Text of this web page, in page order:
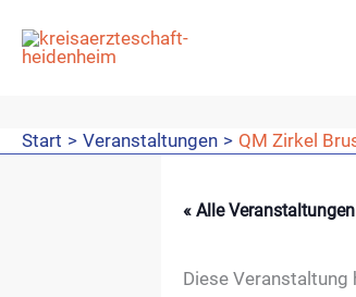
Inhalt
springen
Start Veranstaltungen QM Zirkel
« Alle Veranstaltungen
Diese